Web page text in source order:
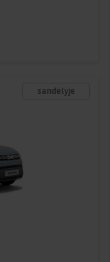
sandėlyje